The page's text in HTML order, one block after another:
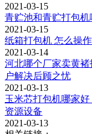
2021-03-15
青贮池和青贮打包
2021-03-15
纸箱打包机 怎么操
2021-03-14
河北哪个厂家卖黄
户解决后顾之忧
2021-03-13
玉米芯打包机哪家
资源设备
2021-03-13